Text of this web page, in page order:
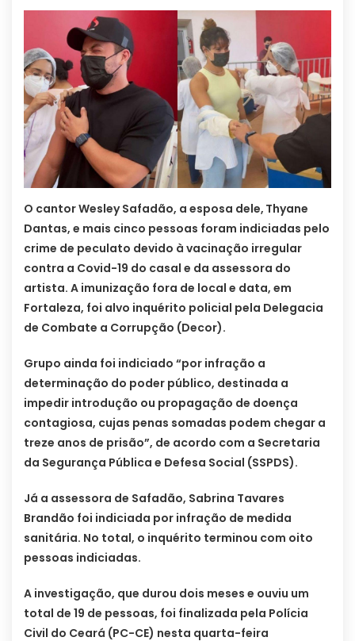
O cantor Wesley Safadão, a esposa dele, Thyane
Dantas, e mais cinco pessoas foram indiciadas pelo
crime de peculato devido à vacinação irregular
contra a Covid-19 do casal e da assessora do
artista. A imunização fora de local e data, em
Fortaleza, foi alvo inquérito policial pela Delegacia
de Combate a Corrupção (Decor).
Grupo ainda foi indiciado “por infração a
determinação do poder público, destinada a
impedir introdução ou propagação de doença
contagiosa, cujas penas somadas podem chegar a
treze anos de prisão”, de acordo com a Secretaria
da Segurança Pública e Defesa Social (SSPDS).
Já a assessora de Safadão, Sabrina Tavares
Brandão foi indiciada por infração de medida
sanitária. No total, o inquérito terminou com oito
pessoas indiciadas.
A investigação, que durou dois meses e ouviu um
total de 19 de pessoas, foi finalizada pela Polícia
Civil do Ceará (PC-CE) nesta quarta-feira